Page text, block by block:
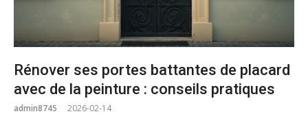
Rénover ses portes battantes de placard
avec de la peinture : conseils pratiques
admin8745 2026-02-14